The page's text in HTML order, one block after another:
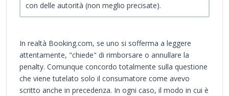
con delle autorità (non meglio precisate).
In realtà Booking.com, se uno si sofferma a leggere
attentamente, "chiede" di rimborsare o annullare la
penalty. Comunque concordo totalmente sulla questione
che viene tutelato solo il consumatore come avevo
scritto anche in precedenza. In ogni caso, il modo in cui è